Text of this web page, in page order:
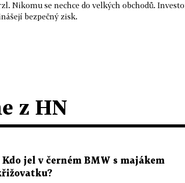
Nikomu se nechce do velkých obchodů.
bezpečný zisk.
z HN
Kdo jel v černém BMW s majákem